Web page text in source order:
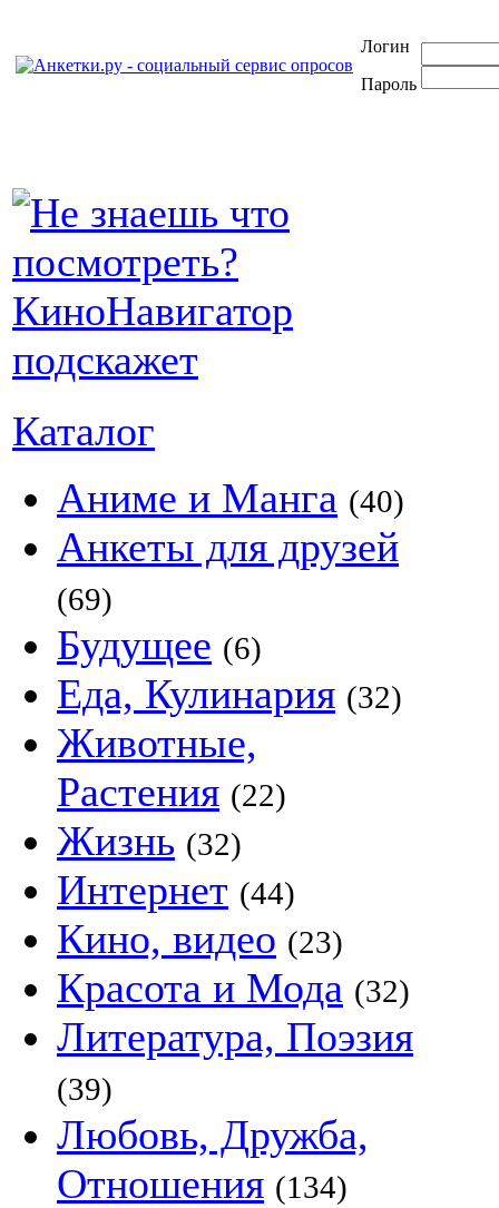
Логин
Пароль
Каталог
Аниме и Манга (40)
Анкеты для друзей
(69)
Будущее (6)
Еда, Кулинария (32)
Животные,
Растения (22)
Жизнь (32)
Интернет (44)
Кино, видео (23)
Красота и Мода (32)
Литература, Поэзия
(39)
Любовь, Дружба,
Отношения (134)